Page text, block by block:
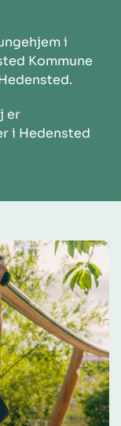
i
Kommune
er
i Hedensted